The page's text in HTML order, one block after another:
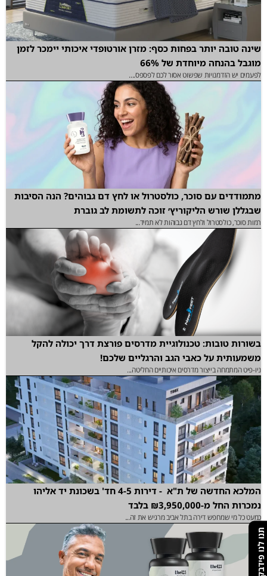
תנו לנו פידבק
שינה טובה יותר בפחות כסף: מזרן אורטופדי איכותי יימכר לזמן
מוגבל בהנחה מיוחדת של 66%
לפעמים יש הזדמנויות שפשוט אסור לכם לפספס....
מתמודדים עם סוכר, כולסטרול או לחץ דם גבוהים? הנה הסיבות
שבגללן שורש הליקוריץ׳ זוכה לתשומת לב גוברת
רמות סוכר, כולסטרול ולחץ דם גבוהות לא תמיד...
בשורות טובות: טכנולוגיית מדרסים פורצת דרך יכולה להקל
משמעותית על כאבי הגב והרגליים שלכם!
ניו-פיט המתמחה בייצור מדרסים איכותיים החליטה...
המלכא החדשה של ת"א - דירות 4-5 חד' בשכונת יד אליהו
נמכרות החל מ-₪3,950,000 בלבד
כמעט כל מי שמחפש דירה בתל אביב מרגיש את זה...